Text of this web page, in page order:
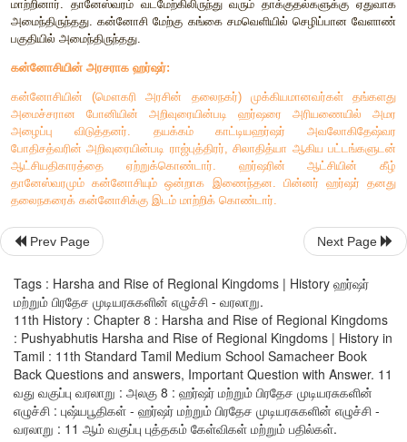
நிறைவேறியது .
பிரபாகர வர்த்தனரின் மூத்த
பிறகு ஆட்சியில்
அரசன் சசாங்கனால் இராஜ்ய வர்த்தனர் வஞ்சகமாகக்
விளைவாக
அவரது தம்பி ஹர்ஷவர்த்தனர்
தானேஸ்வரத்தின்
ஹர்ஷர்
அண்டையிலிருந்த சிற்றரசுகளின் பலவீனத்தை
அவற்றின் மீது படையெடுத்துச் சென்று அவற்றைத் தன்
கொண்டார்.ஹர்ஷர் தனது தலைநகரை தானேஸ்வரத்திலிருந்து
மாற்றினார் .தானேஸ்வரம் வடமேற்கிலிருந்து
அமைந்திருந்தது
சமவெளியில்
பகுதியில் அமைந்திருந்தது
கன்னோசியின் அரசராக ஹர்ஷர்:
கன்னோசியின்(மௌகரி அரசின் தலைநகர்)
அமைச்சரான
போனியின் அறிவுரையின்படி ஹர்ஷரை
அழைப்பு
விடுத்தனர் . தயக்கம் காட்டியஹர்ஷர்
போதிசத்வரின் அறிவுரையின்படி ராஜ்புத்திரர்,சிலாதித்யா ஆகிய
ஆட்சியதிகாரத்தை
ஏற்றுக்கொண்டார்.ஹர்ஷரின்
தானேஸ்வரமும்
கன்னோசியும் ஒன்றாக இணைந்தன
Prev Page Next Page
Tags : Harsha and Rise of Regional Kingdoms | History ஹர்ஷர்
மற்றும் பிரதேச முடியரசுகளின் எழுச்சி - வரலாறு.
11th History : Chapter 8 : Harsha and Rise of Regional Kingdoms
: Pushyabhutis Harsha and Rise of Regional Kingdoms | History in
Tamil : 11th Standard Tamil Medium School Samacheer Book
Back Questions and answers, Important Question with Answer. 11
வது வகுப்பு வரலாறு : அலகு 8 : ஹர்ஷர் மற்றும் பிரதேச முடியரசுகளின்
எழுச்சி : புஷ்யபூதிகள் - ஹர்ஷர் மற்றும் பிரதேச முடியரசுகளின் எழுச்சி -
வரலாறு : 11 ஆம் வகுப்பு புத்தகம் கேள்விகள் மற்றும் பதில்கள்.